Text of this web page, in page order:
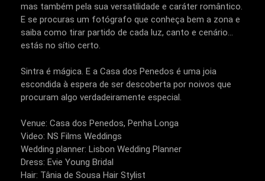
mas também pela sua versatilidade e caráter romântico.
E se procuras um fotógrafo que conheça bem a zona e
saiba como tirar partido de cada luz, canto e cenário…
estás no sítio certo.
Sintra é mágica. E a Casa dos Penedos é uma joia
escondida à espera de ser descoberta por noivos que
procuram algo verdadeiramente especial.
Venue: Casa dos Penedos, Penha Longa
Video: NS Films Weddings
Wedding planner: Lisbon Wedding Planner
Dress: Evie Young Bridal
Hair: Tânia de Sousa Hair Stylist